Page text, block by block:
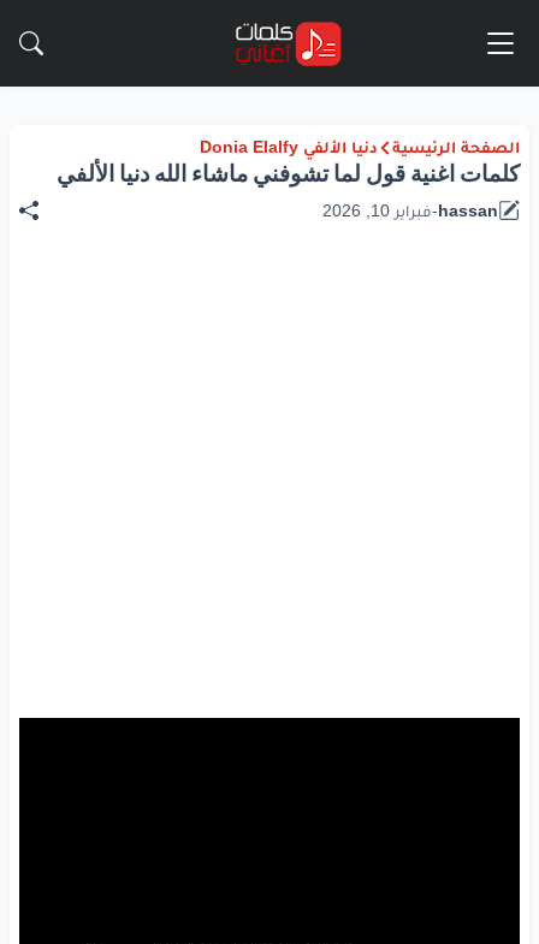
الصفحة الرئيسية دنيا الألفي Donia Elalfy
كلمات اغنية قول لما تشوفني ماشاء الله دنيا الألفي
hassan
-فبراير 10, 2026